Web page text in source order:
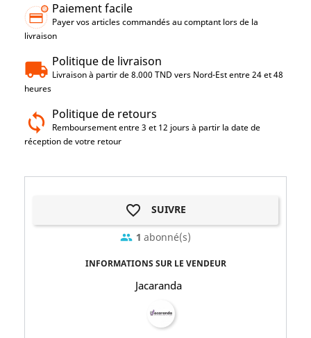
Paiement facile
Payer vos articles commandés au comptant lors de la
livraison
Politique de livraison
Livraison à partir de 8.000 TND vers Nord-Est entre 24 et 48
heures
Politique de retours
Remboursement entre 3 et 12 jours à partir la date de
réception de votre retour
favorite_border SUIVRE
group 1 abonné(s)
INFORMATIONS SUR LE VENDEUR
Jacaranda